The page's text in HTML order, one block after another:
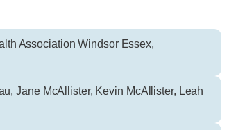
Association Windsor Essex,
Jane McAllister, Kevin McAllister, Leah